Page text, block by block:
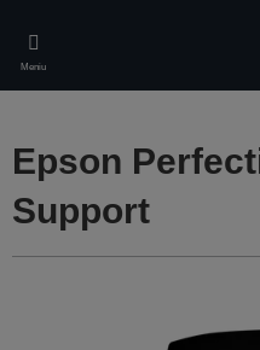
main
content
Meniu
Epson
Support